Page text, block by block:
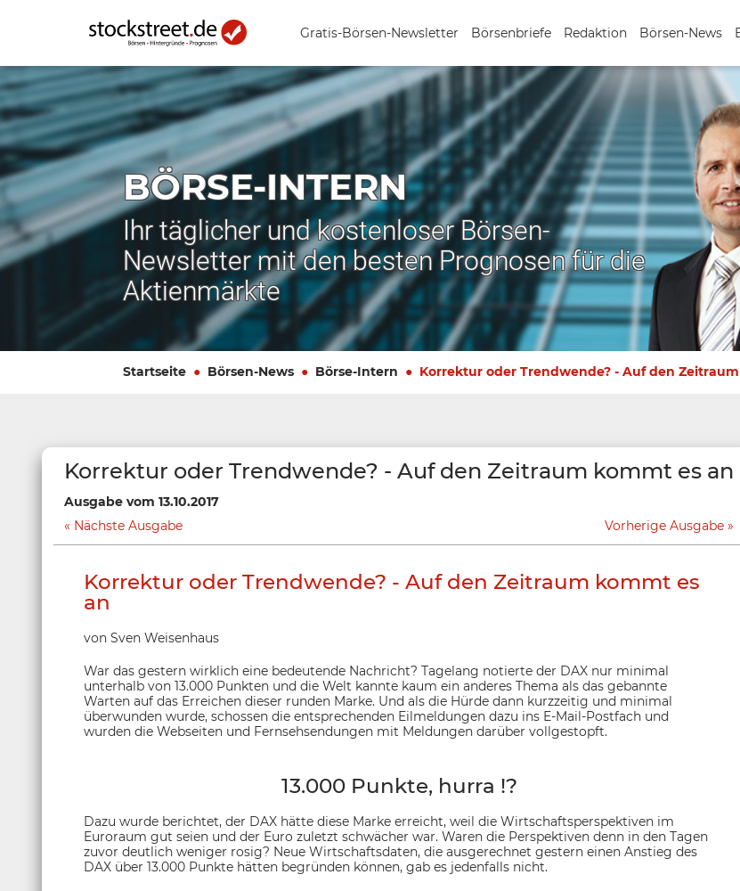
Gratis-Börsen-Newsletter Börsenbriefe Redaktion Börsen-News
BÖRSE-INTERN
Ihr täglicher und kostenloser Börsen-
Newsletter mit den besten Prognosen für die
Aktienmärkte
Startseite Börsen-News Börse-Intern Korrektur oder Trendwende? - Auf den
Korrektur oder Trendwende? - Auf den Zeitraum kommt es an
Ausgabe vom 13.10.2017
Nächste Ausgabe
Vorherige Ausgabe
Korrektur oder Trendwende? - Auf den Zeitraum kommt es
an
von Sven Weisenhaus
War das gestern wirklich eine bedeutende Nachricht? Tagelang notierte der DAX nur minimal
unterhalb von 13.000 Punkten und die Welt kannte kaum ein anderes Thema als das gebannte
Warten auf das Erreichen dieser runden Marke. Und als die Hürde dann kurzzeitig und minimal
überwunden wurde, schossen die entsprechenden Eilmeldungen dazu ins E-Mail-Postfach und
wurden die Webseiten und Fernsehsendungen mit Meldungen darüber vollgestopft.
13.000 Punkte, hurra !?
Dazu wurde berichtet, der DAX hätte diese Marke erreicht, weil die Wirtschaftsperspektiven im
Euroraum gut seien und der Euro zuletzt schwächer war. Waren die Perspektiven denn in den Tagen
zuvor deutlich weniger rosig? Neue Wirtschaftsdaten, die ausgerechnet gestern einen Anstieg des
DAX über 13.000 Punkte hätten begründen können, gab es jedenfalls nicht.